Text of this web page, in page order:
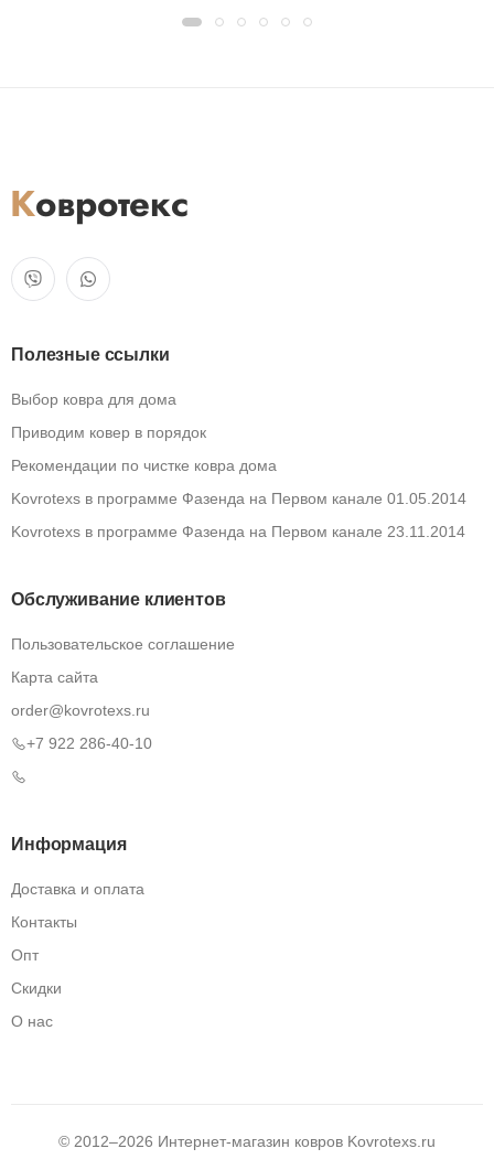
Полезные ссылки
Выбор ковра для дома
Приводим ковер в порядок
Рекомендации по чистке ковра дома
Kovrotexs в программе Фазенда на Первом канале 01.05.2014
Kovrotexs в программе Фазенда на Первом канале 23.11.2014
Обслуживание клиентов
Пользовательское соглашение
Карта сайта
order@kovrotexs.ru
+7 922 286-40-10
Информация
Доставка и оплата
Контакты
Опт
Скидки
О нас
© 2012–2026 Интернет-магазин ковров Kovrotexs.ru